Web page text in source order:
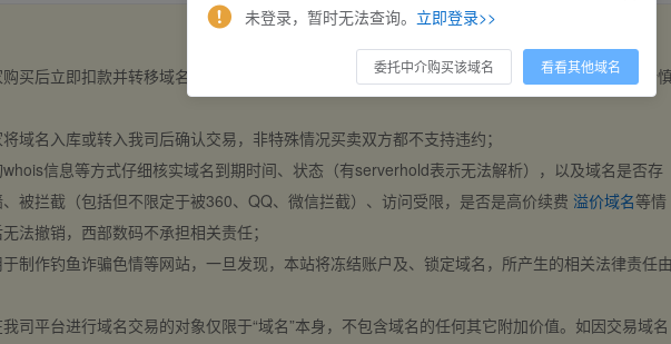
买后立即扣款并转移域名，交易自动完成。买卖双方都不支持违约，一旦出价不支持撤销，请
域名入库或转入我司后确认交易，非特殊情况买卖双方都不支持违约；
信息等方式仔细核实域名到期时间、状态（有serverhold表示无法解析），以及域名是否存
被拦截（包括但不限定于被360、QQ、微信拦截）、访问受限，是否是高价续费 溢价域名等情
法撤销，西部数码不承担相关责任；
制作钓鱼诈骗色情等网站，一旦发现，本站将冻结账户及、锁定域名，所产生的相关法律责任
司平台进行域名交易的对象仅限于“域名”本身，不包含域名的任何其它附加价值。如因交易域名
未登录，暂时无法查询。 立即登录>>
委托中介购买该域名 看看其他域名